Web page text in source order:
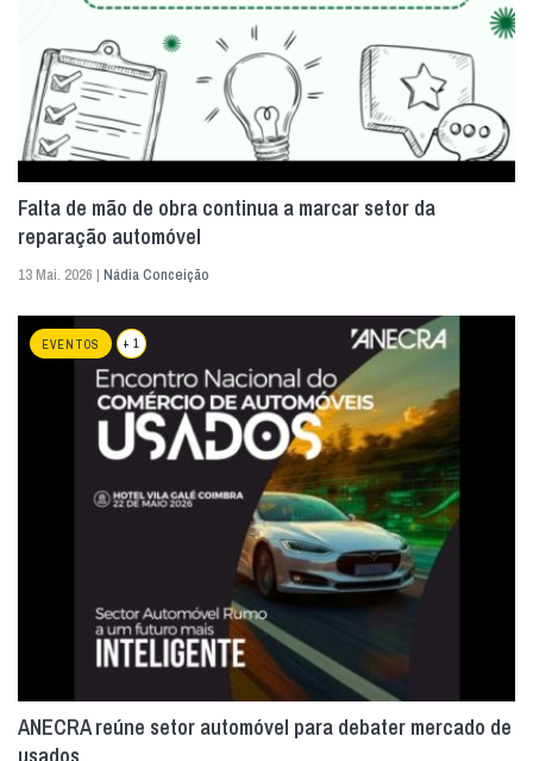
Falta de mão de obra continua a marcar setor da
reparação automóvel
13 Mai. 2026 | Nádia Conceição
EVENTOS + 1
ANECRA reúne setor automóvel para debater mercado de